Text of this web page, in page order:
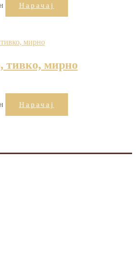
Нарачај
тивко, мирно
Нарачај